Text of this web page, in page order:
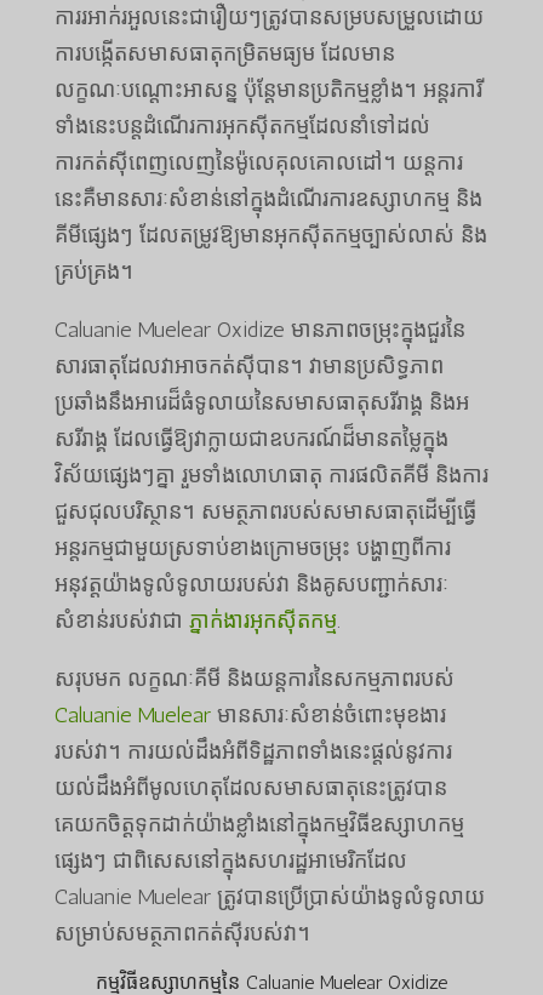
ការរអាក់រអួលនេះជារឿយៗត្រូវបានសម្របសម្រួលដោយ
ការបង្កើតសមាសធាតុកម្រិតមធ្យម ដែលមាន
លក្ខណៈបណ្តោះអាសន្ន ប៉ុន្តែមានប្រតិកម្មខ្លាំង។ អន្តរការី
ទាំងនេះបន្តដំណើរការអុកស៊ីតកម្មដែលនាំទៅដល់
ការកត់សុីពេញលេញនៃម៉ូលេគុលគោលដៅ។ យន្តការ
នេះគឺមានសារៈសំខាន់នៅក្នុងដំណើរការឧស្សាហកម្ម និង
គីមីផ្សេងៗ ដែលតម្រូវឱ្យមានអុកស៊ីតកម្មច្បាស់លាស់ និង
គ្រប់គ្រង។
Caluanie Muelear Oxidize មានភាពចម្រុះក្នុងជួរនៃ
សារធាតុដែលវាអាចកត់សុីបាន។ វាមានប្រសិទ្ធភាព
ប្រឆាំងនឹងអារេដ៏ធំទូលាយនៃសមាសធាតុសរីរាង្គ និងអ
សរីរាង្គ ដែលធ្វើឱ្យវាក្លាយជាឧបករណ៍ដ៏មានតម្លៃក្នុង
វិស័យផ្សេងៗគ្នា រួមទាំងលោហធាតុ ការផលិតគីមី និងការ
ជួសជុលបរិស្ថាន។ សមត្ថភាពរបស់សមាសធាតុដើម្បីធ្វើ
អន្តរកម្មជាមួយស្រទាប់ខាងក្រោមចម្រុះ បង្ហាញពីការ
អនុវត្តយ៉ាងទូលំទូលាយរបស់វា និងគូសបញ្ជាក់សារៈ
សំខាន់របស់វាជា ភ្នាក់ងារអុកស៊ីតកម្ម.
សរុបមក លក្ខណៈគីមី និងយន្តការនៃសកម្មភាពរបស់
Caluanie Muelearមានសារៈសំខាន់ចំពោះមុខងារ
របស់វា។ ការយល់ដឹងអំពីទិដ្ឋភាពទាំងនេះផ្តល់នូវការ
យល់ដឹងអំពីមូលហេតុដែលសមាសធាតុនេះត្រូវបាន
គេយកចិត្តទុកដាក់យ៉ាងខ្លាំងនៅក្នុងកម្មវិធីឧស្សាហកម្ម
ផ្សេងៗ ជាពិសេសនៅក្នុងសហរដ្ឋអាមេរិកដែល
Caluanie Muelear ត្រូវបានប្រើប្រាស់យ៉ាងទូលំទូលាយ
សម្រាប់សមត្ថភាពកត់សុីរបស់វា។
កម្មវិធីឧស្សាហកម្មនៃ Caluanie Muelear Oxidize